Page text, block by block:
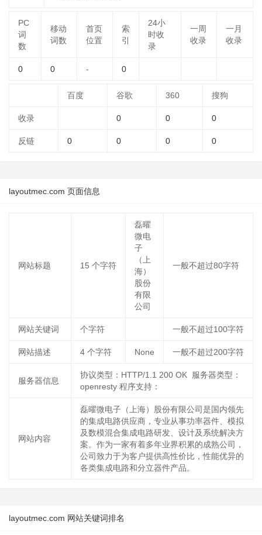
PC
词
数
移动
词数
首页
位置
索
引
24小
时收
录
一周
收录
一月
收录
0 0 - 0
百度 谷歌 360 搜狗
收录 0 0 0
反链 0 0 0 0
layoutmec.com 页面信息
网站标题 15 个字符
磊曜
微电
子
（上
海）
股份
有限
公司
一般不超过80字符
网站关键词 个字符 一般不超过100字符
网站描述 4 个字符 None 一般不超过200字符
服务器信息
协议类型：HTTP/1.1 200 OK 服务器类型：
openresty 程序支持：
网站内容
磊曜微电子（上海）股份有限公司是国内领先
的集成电路供应商，专业从事功率器件、模拟
及数模混合集成电路研发、设计及系统解决方
案。作为一家有着多年业界积累的成熟公司，
公司致力于为客户提供高性价比，性能优异的
各类集成电路和分立器件产品。
layoutmec.com 网站关键词排名